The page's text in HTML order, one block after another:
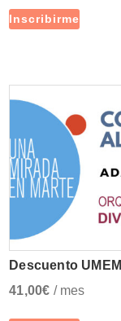
Inscribirme
Descuento UMEM
41,00€ / mes